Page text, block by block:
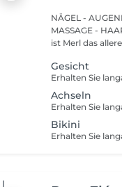
NÄGEL -
MASSAGE -
ist Merl das
Gesicht
Achseln
Bikini